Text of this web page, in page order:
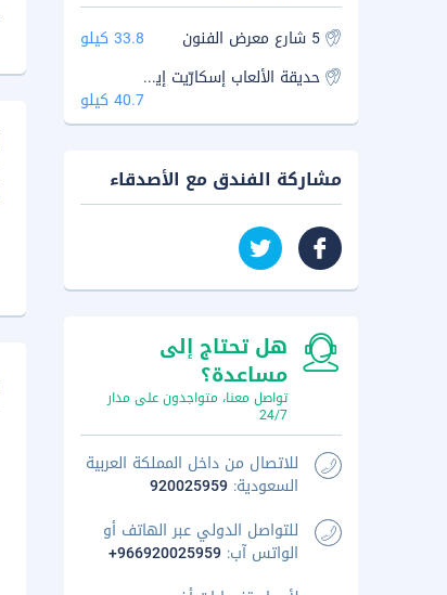
5 شارع معرض الفنون
33.8 كيلو
حديقة الألعاب إسكارّيت إيكو
40.7 كيلو
مشاركة الفندق مع الأصدقاء
هل تحتاج إلى
مساعدة؟
تواصل معنا، متواجدون على مدار
24/7
للاتصال من داخل المملكة العربية
السعودية: 920025959
للتواصل الدولي عبر الهاتف أو
الواتس آب: +966920025959